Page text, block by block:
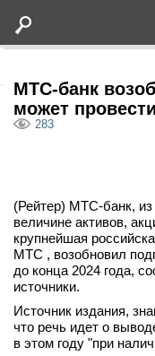
Lifestyle
Новости
МТС-банк
может
283
(Рейтер) МТС-банк,
величине активов,
крупнейшая
МТС , возобновил
до конца 2024 года,
источники.
Источник издания,
что речь идет о
в этом году "при